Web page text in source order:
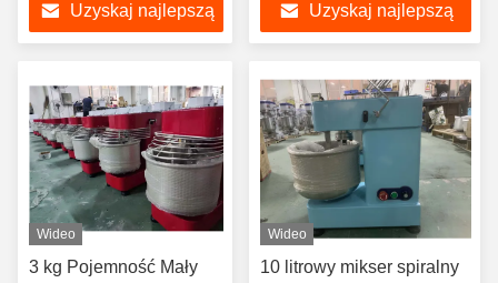
Uzyskaj najlepszą
Uzyskaj najlepszą
Wideo
3 kg Pojemność Mały
Wideo
10 litrowy mikser spiralny